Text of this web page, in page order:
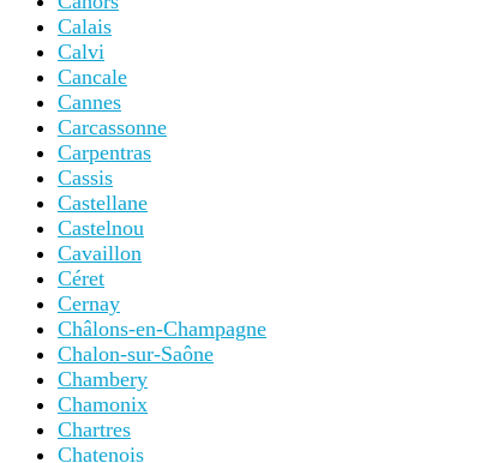
Calais
Calvi
Cancale
Cannes
Carcassonne
Carpentras
Cassis
Castellane
Castelnou
Cavaillon
Céret
Cernay
Châlons-en-Champagne
Chalon-sur-Saône
Chambery
Chamonix
Chartres
Chatenois